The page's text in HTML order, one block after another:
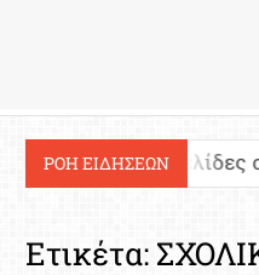
ΡΟΗ ΕΙΔΗΣΕΩΝ
σχολείων:
Ετικέτα: